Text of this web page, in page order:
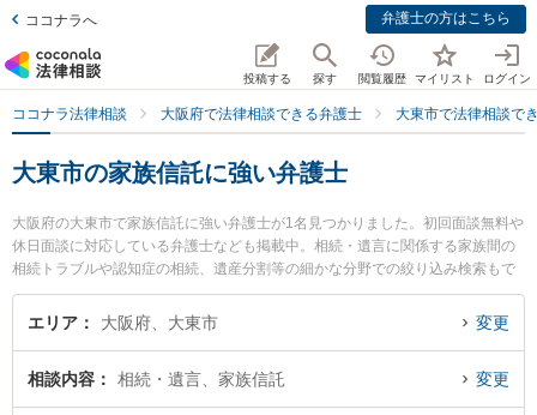
ココナラへ 弁護士の方はこちら
投稿する 探す 閲覧履歴 マイリスト ログイン
ココナラ法律相談 大阪府で法律相談できる弁護士 大東市で法律相談で
大東市の家族信託に強い弁護士
大阪府の大東市で家族信託に強い弁護士が1名見つかりました。初回面談無料や
休日面談に対応している弁護士なども掲載中。相続・遺言に関係する家族間の
相続トラブルや認知症の相続、遺産分割等の細かな分野での絞り込み検索もで
き便利です。特に大東法律事務所の森元 鷹志弁護士のプロフィール情報や弁護
士費用、強みなどが注目されています。『大東市で土日や夜間に発生した家族
できる大東市内の弁護士に相談予約したい』などでお困りの相談者さんにおす
すめです。
エリア 大阪府、大東市 変更
相談内容 相続・遺言、家族信託 変更